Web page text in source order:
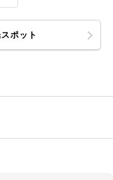
ポット